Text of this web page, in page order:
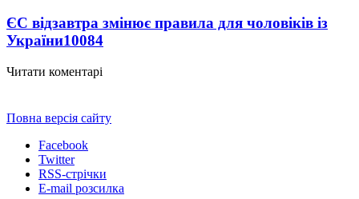
ЄС відзавтра змінює правила для чоловіків із
України10084
Читати коментарі
Повна версія сайту
Facebook
Twitter
RSS-стрічки
E-mail розсилка